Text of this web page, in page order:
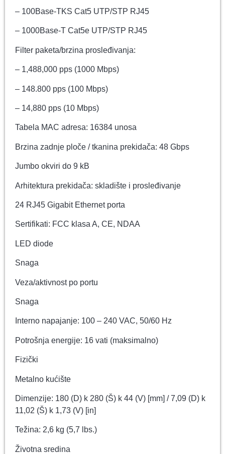
– 100Base-TKS Cat5 UTP/STP RJ45
– 1000Base-T Cat5e UTP/STP RJ45
Filter paketa/brzina prosleđivanja:
– 1,488,000 pps (1000 Mbps)
– 148.800 pps (100 Mbps)
– 14,880 pps (10 Mbps)
Tabela MAC adresa: 16384 unosa
Brzina zadnje ploče / tkanina prekidača: 48 Gbps
Jumbo okviri do 9 kB
Arhitektura prekidača: skladište i prosleđivanje
24 RJ45 Gigabit Ethernet porta
Sertifikati: FCC klasa A, CE, NDAA
LED diode
Snaga
Veza/aktivnost po portu
Snaga
Interno napajanje: 100 – 240 VAC, 50/60 Hz
Potrošnja energije: 16 vati (maksimalno)
Fizički
Metalno kućište
Dimenzije: 180 (D) k 280 (Š) k 44 (V) [mm] / 7,09 (D) k
11,02 (Š) k 1,73 (V) [in]
Težina: 2,6 kg (5,7 lbs.)
Životna sredina